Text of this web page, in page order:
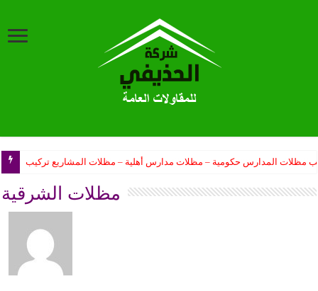
مظلات المدارس حكومية – مظلات مدارس أهلية – مظلات المشاريع تركيب
مظلات الشرقية